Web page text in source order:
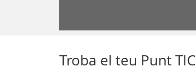
Troba el teu Punt TIC